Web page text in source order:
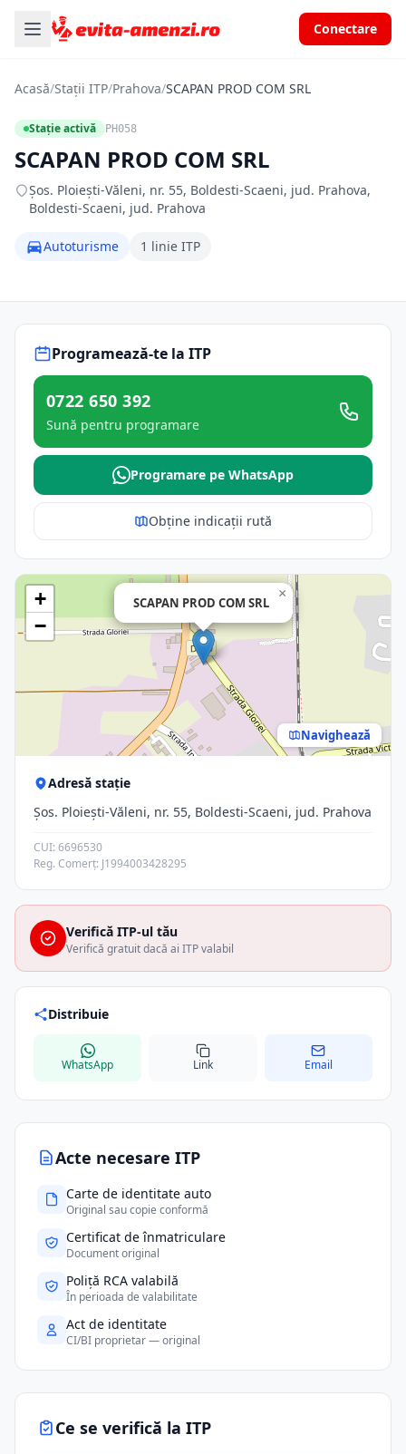
Conectare
Acasă/Stații ITP/Prahova/SCAPAN PROD COM SRL
Stație activă PH058
SCAPAN PROD COM SRL
Şos. Ploieşti-Văleni, nr. 55, Boldesti-Scaeni, jud. Prahova,
Boldesti-Scaeni, jud. Prahova
Autoturisme 1 linie ITP
Acte necesare ITP
Carte de identitate auto
Original sau copie conformă
Certificat de înmatriculare
Document original
Poliță RCA valabilă
În perioada de valabilitate
Act de identitate
CI/BI proprietar — original
Ce se verifică la ITP
Programează-te la ITP
0722 650 392
Sună pentru programare
Programare pe WhatsApp
Obține indicații rută
SCAPAN PROD COM SRL
×
+
−
Navighează
Adresă stație
Şos. Ploieşti-Văleni, nr. 55, Boldesti-Scaeni, jud. Prahova
CUI: 6696530
Reg. Comerț: J1994003428295
Verifică ITP-ul tău
Verifică gratuit dacă ai ITP valabil
Distribuie
WhatsApp Link Email